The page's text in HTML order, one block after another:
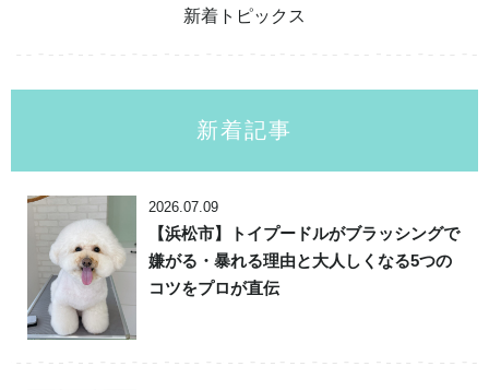
新着トピックス
新着記事
2026.07.09
【浜松市】トイプードルがブラッシングで
嫌がる・暴れる理由と大人しくなる5つの
コツをプロが直伝